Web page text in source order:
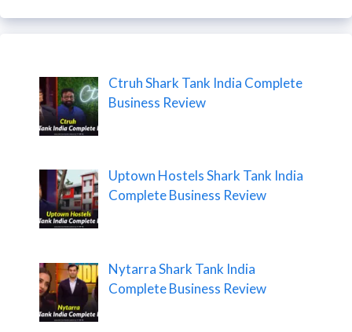
Ctruh Shark Tank India Complete
Business Review
Uptown Hostels Shark Tank India
Complete Business Review
Nytarra Shark Tank India
Complete Business Review